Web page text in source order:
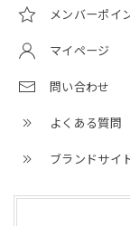
メンバーポ
マイページ
問い合わせ
よくある質問
ブランドサイ